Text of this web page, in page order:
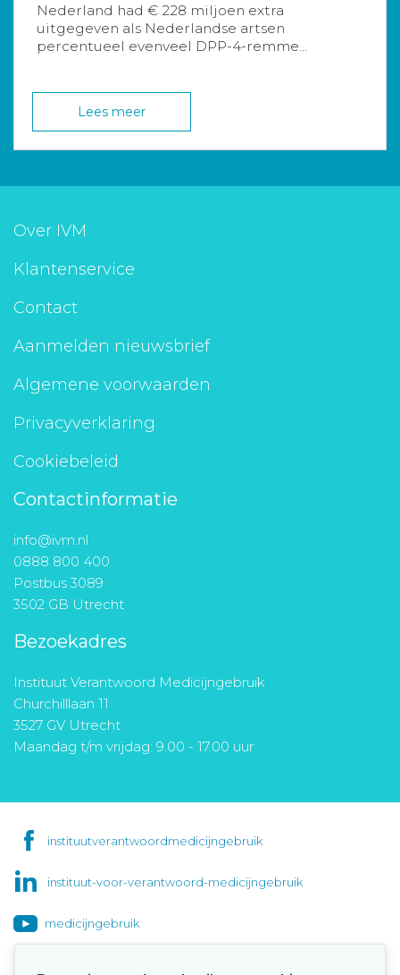
Nederland had € 228 miljoen extra
uitgegeven als Nederlandse artsen
percentueel evenveel DPP-4-remme...
Lees meer
Over IVM
Klantenservice
Contact
Aanmelden nieuwsbrief
Algemene voorwaarden
Privacyverklaring
Cookiebeleid
Contactinformatie
info@ivm.nl
0888 800 400
Postbus 3089
3502 GB Utrecht
Bezoekadres
Instituut Verantwoord Medicijngebruik
Churchilllaan 11
3527 GV Utrecht
Maandag t/m vrijdag: 9.00 - 17.00 uur
instituutverantwoordmedicijngebruik
instituut-voor-verantwoord-medicijngebruik
medicijngebruik